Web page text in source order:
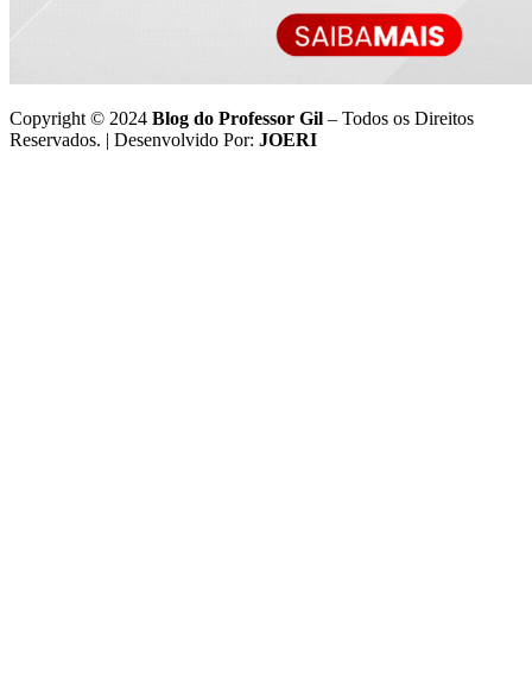
Copyright © 2024 Blog do Professor Gil – Todos os Direitos
Reservados. | Desenvolvido Por: JOERI